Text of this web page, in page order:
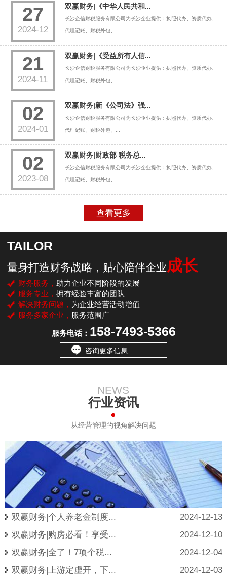
27
2024-12
双赢财务|《中华人民共和...
长沙企信财税服务有限公司为长沙企业提供：执照代办、资质代办、
代理记账、财税外包、...
21
2024-11
双赢财务|《受益所有人信...
长沙企信财税服务有限公司为长沙企业提供：执照代办、资质代办、
代理记账、财税外包、...
02
2024-01
双赢财务|新《公司法》强...
长沙企信财税服务有限公司为长沙企业提供：执照代办、资质代办、
代理记账、财税外包、...
02
2023-08
双赢财务|财政部 税务总...
长沙企信财税服务有限公司为长沙企业提供：执照代办、资质代办、
代理记账、财税外包、...
查看更多
TAILOR
量身打造财务战略，贴心陪伴企业成长
财务服务， 助力企业不同阶段的发展
服务专业，拥有经验丰富的团队
解决财务问题， 为企业经营活动增值
服务多家企业， 服务范围广
服务电话： 158-7493-5366
咨询更多信息
NEWS
行业资讯
从经营管理的视角解决问题
2024-12-13
双赢财务|个人养老金制度...
2024-12-10
双赢财务|购房必看！享受...
2024-12-04
双赢财务|全了！7项个税...
2024-12-03
双赢财务|上游定虚开，下...